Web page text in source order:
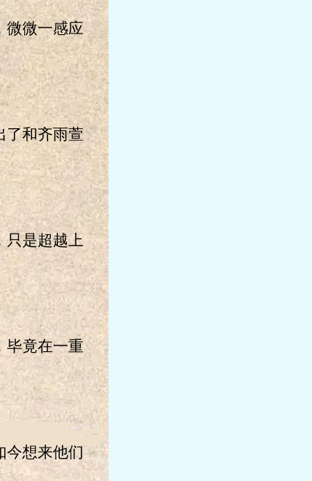
微一感应
和齐雨萱
是超越上
竟在一重
想来他们